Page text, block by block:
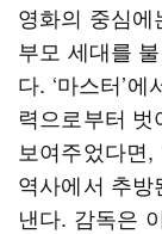
영화의 중심
부모 세대를
다. ‘마스터’
력으로부터
보여주었다면
역사에서 추
낸다. 감독은